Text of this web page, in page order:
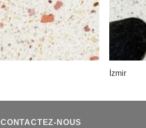
İzmir
CONTACTEZ-NOUS